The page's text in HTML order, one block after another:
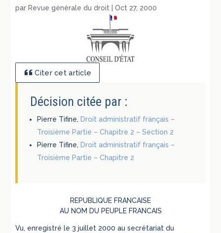
parRevue générale du droit |Oct 27, 2000
Citer cet article
Décision citée par :
Pierre Tifine, Droit administratif français –
Troisième Partie – Chapitre 2 – Section 2
Pierre Tifine, Droit administratif français –
Troisième Partie – Chapitre 2
REPUBLIQUE FRANCAISE
AU NOM DU PEUPLE FRANCAIS
Vu, enregistré le 3 juillet 2000 au secrétariat du